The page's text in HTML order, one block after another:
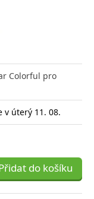
Colorful pro
v úterý 11. 08.
do košíku